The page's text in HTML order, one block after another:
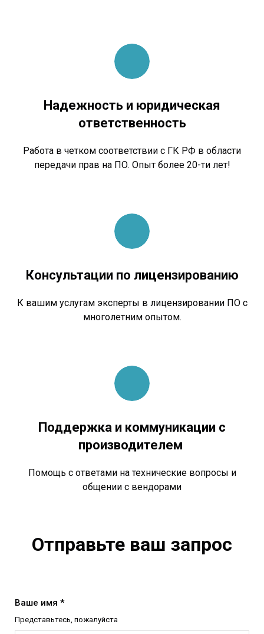
Надежность и юридическая
ответственность
Работа в четком соответствии с ГК РФ в области
передачи прав на ПО. Опыт более 20-ти лет!
Консультации по лицензированию
К вашим услугам эксперты в лицензировании ПО с
многолетним опытом.
Поддержка и коммуникации с
производителем
Помощь с ответами на технические вопросы и
общении с вендорами
Отправьте ваш запрос
Ваше имя *
Представьтесь, пожалуйста